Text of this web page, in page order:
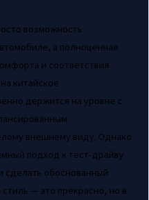
возможность
а полноценная
и соответствия
китайское
держится на уровне с
внешнему виду. Однако
подход к тест-драйву
сделать обоснованный
— это прекрасно, но в